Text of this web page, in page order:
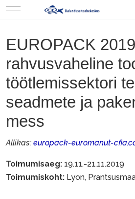
Mobile Menu Toggle
EUROPACK
rahvusvaheline
töötlemissektori
seadmete ja
mess
Allikas: europack-euromanut-
Toimumisaeg: 19.11.-21.11.2019
Toimumiskoht: Lyon,